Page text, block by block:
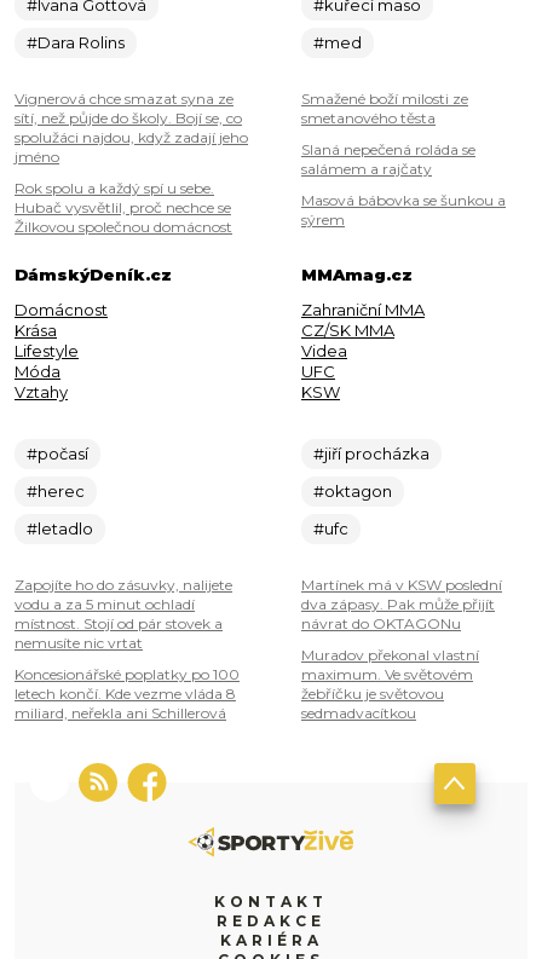
#Ivana Gottová
#Dara Rolins
Vignerová chce smazat syna ze
sítí, než půjde do školy. Bojí se, co
spolužáci najdou, když zadají jeho
jméno
Rok spolu a každý spí u sebe.
Hubač vysvětlil, proč nechce se
Žilkovou společnou domácnost
#kuřecí maso
#med
Smažené boží milosti ze
smetanového těsta
Slaná nepečená roláda se
salámem a rajčaty
Masová bábovka se šunkou a
sýrem
DámskýDeník.cz
Domácnost
Krása
Lifestyle
Móda
Vztahy
#počasí
#herec
#letadlo
Zapojíte ho do zásuvky, nalijete
vodu a za 5 minut ochladí
místnost. Stojí od pár stovek a
nemusíte nic vrtat
Koncesionářské poplatky po 100
letech končí. Kde vezme vláda 8
miliard, neřekla ani Schillerová
MMAmag.cz
Zahraniční MMA
CZ/SK MMA
Videa
UFC
KSW
#jiří procházka
#oktagon
#ufc
Martínek má v KSW poslední
dva zápasy. Pak může přijít
návrat do OKTAGONu
Muradov překonal vlastní
maximum. Ve světovém
žebříčku je světovou
sedmadvacítkou
KONTAKT
REDAKCE
KARIÉRA